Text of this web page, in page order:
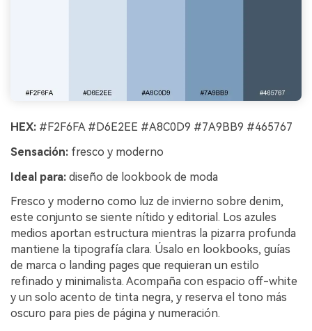
HEX: #F2F6FA #D6E2EE #A8C0D9 #7A9BB9 #465767
Sensación: fresco y moderno
Ideal para: diseño de lookbook de moda
Fresco y moderno como luz de invierno sobre denim,
este conjunto se siente nítido y editorial. Los azules
medios aportan estructura mientras la pizarra profunda
mantiene la tipografía clara. Úsalo en lookbooks, guías
de marca o landing pages que requieran un estilo
refinado y minimalista. Acompaña con espacio off-white
y un solo acento de tinta negra, y reserva el tono más
oscuro para pies de página y numeración.